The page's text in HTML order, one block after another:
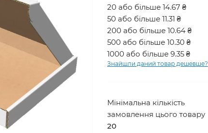
20 або більше 14.67 ₴
50 або більше 11.31 ₴
200 або більше 10.64 ₴
500 або більше 10.30 ₴
1000 або більше 9.35 ₴
Знайшли даний товар дешевше?
Мінімальна кількість
замовлення цього товару
20